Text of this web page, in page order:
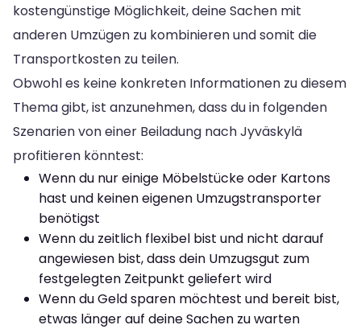
kostengünstige Möglichkeit, deine Sachen mit
anderen Umzügen zu kombinieren und somit die
Transportkosten zu teilen.
Obwohl es keine konkreten Informationen zu diesem
Thema gibt, ist anzunehmen, dass du in folgenden
Szenarien von einer Beiladung nach Jyväskylä
profitieren könntest:
Wenn du nur einige Möbelstücke oder Kartons
hast und keinen eigenen Umzugstransporter
benötigst
Wenn du zeitlich flexibel bist und nicht darauf
angewiesen bist, dass dein Umzugsgut zum
festgelegten Zeitpunkt geliefert wird
Wenn du Geld sparen möchtest und bereit bist,
etwas länger auf deine Sachen zu warten